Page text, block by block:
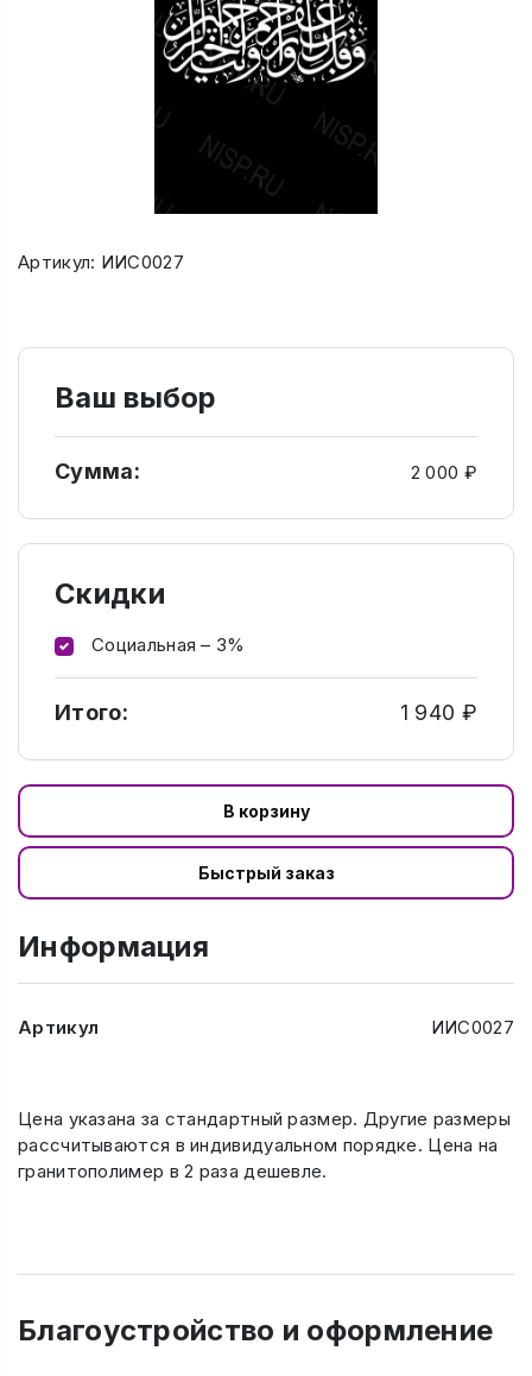
Артикул: ИИС0027
Ваш выбор
Сумма: 2 000 ₽
Скидки
Социальная – 3%
Итого: 1 940 ₽
В корзину
Быстрый заказ
Информация
Артикул ИИС0027
Цена указана за стандартный размер. Другие размеры
рассчитываются в индивидуальном порядке. Цена на
гранитополимер в 2 раза дешевле.
Благоустройство и оформление